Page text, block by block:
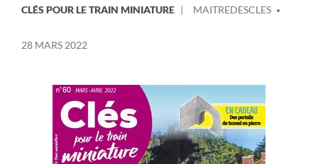
CLÉS POUR LE TRAIN MINIATURE MAITREDESCLES
28 MARS 2022